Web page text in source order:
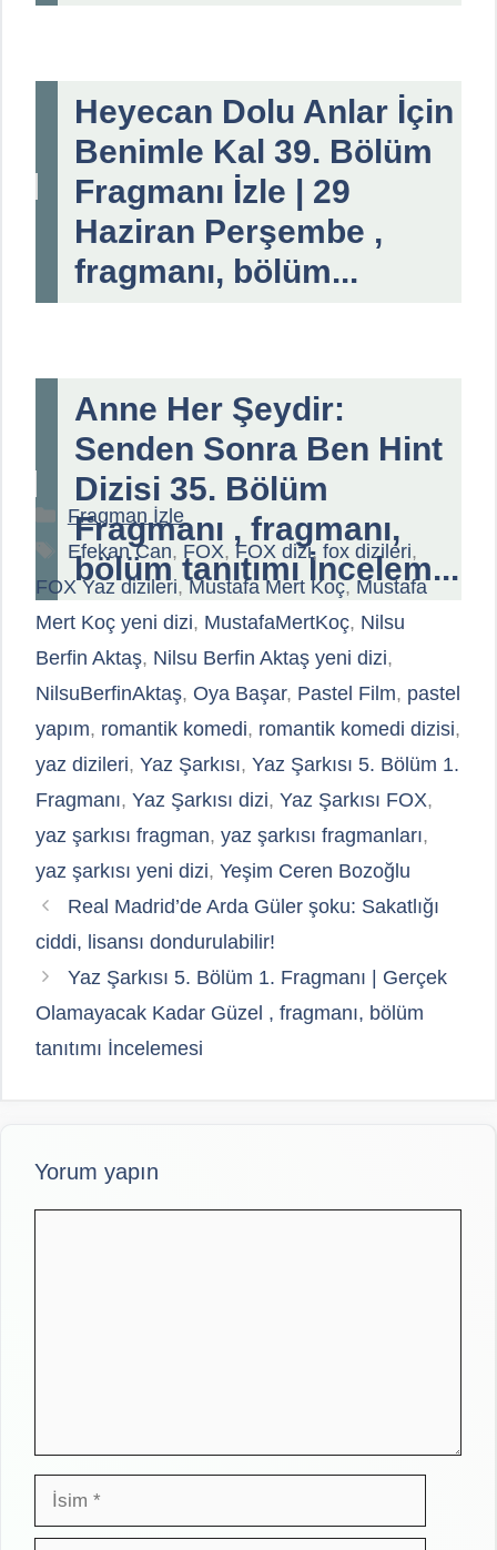
Heyecan Dolu Anlar İçin
Benimle Kal 39. Bölüm
Fragmanı İzle | 29
Haziran Perşembe ,
fragmanı, bölüm...
Anne Her Şeydir:
Senden Sonra Ben Hint
Dizisi 35. Bölüm
Fragmanı , fragmanı,
bölüm tanıtımı İncelem...
Kategoriler
Fragman İzle
Etiketler
Efekan Can, FOX, FOX dizi, fox dizileri,
FOX Yaz dizileri,Mustafa Mert Koç, Mustafa
Mert Koç yeni dizi, MustafaMertKoç, Nilsu
Berfin Aktaş, Nilsu Berfin Aktaş yeni dizi,
NilsuBerfinAktaş, Oya Başar, Pastel Film, pastel
yapım, romantik komedi, romantik komedi dizisi,
yaz dizileri, Yaz Şarkısı, Yaz Şarkısı 5. Bölüm 1.
Fragmanı, Yaz Şarkısı dizi, Yaz Şarkısı FOX,
yaz şarkısı fragman, yaz şarkısı fragmanları,
yaz şarkısı yeni dizi, Yeşim Ceren Bozoğlu
Real Madrid’de Arda Güler şoku: Sakatlığı
ciddi, lisansı dondurulabilir!
Yaz Şarkısı 5. Bölüm 1. Fragmanı | Gerçek
Olamayacak Kadar Güzel , fragmanı, bölüm
tanıtımı İncelemesi
Yorum yapın
İsim